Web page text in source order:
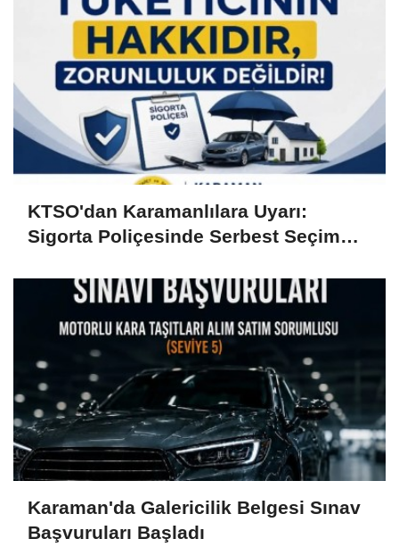
KTSO'dan Karamanlılara Uyarı:
Sigorta Poliçesinde Serbest Seçim
Karaman'da Galericilik Belgesi Sınav
Başvuruları Başladı